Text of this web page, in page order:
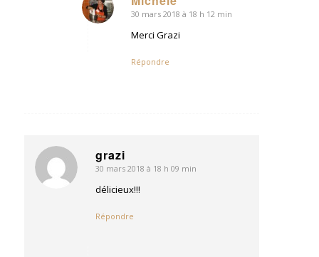
dit
30 mars 2018 à 18 h 12 min
Merci Grazi
Répondre
grazi
dit
:
30 mars 2018 à 18 h 09 min
délicieux!!!
Répondre